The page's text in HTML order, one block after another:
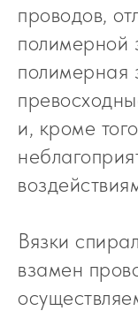
проводов,
полимерной
полимерная
и, кроме
Вязки
взамен